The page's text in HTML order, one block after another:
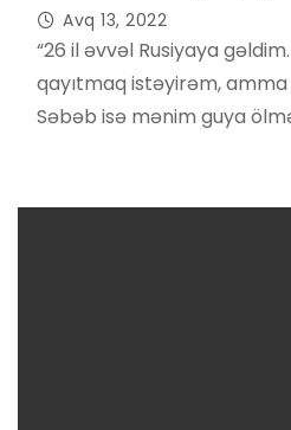
Avq 13, 2022
“26 il əvvəl Rusiyaya
qayıtmaq istəyirəm,
Səbəb isə mənim guya